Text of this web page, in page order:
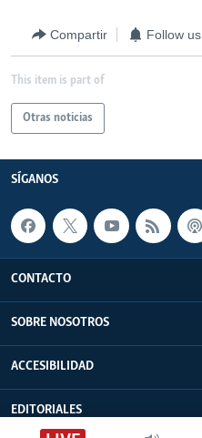
Compartir Follow us
This item is part of
Otras noticias
SÍGANOS
CONTACTO
SOBRE NOSOTROS
ACCESIBILIDAD
EDITORIALES